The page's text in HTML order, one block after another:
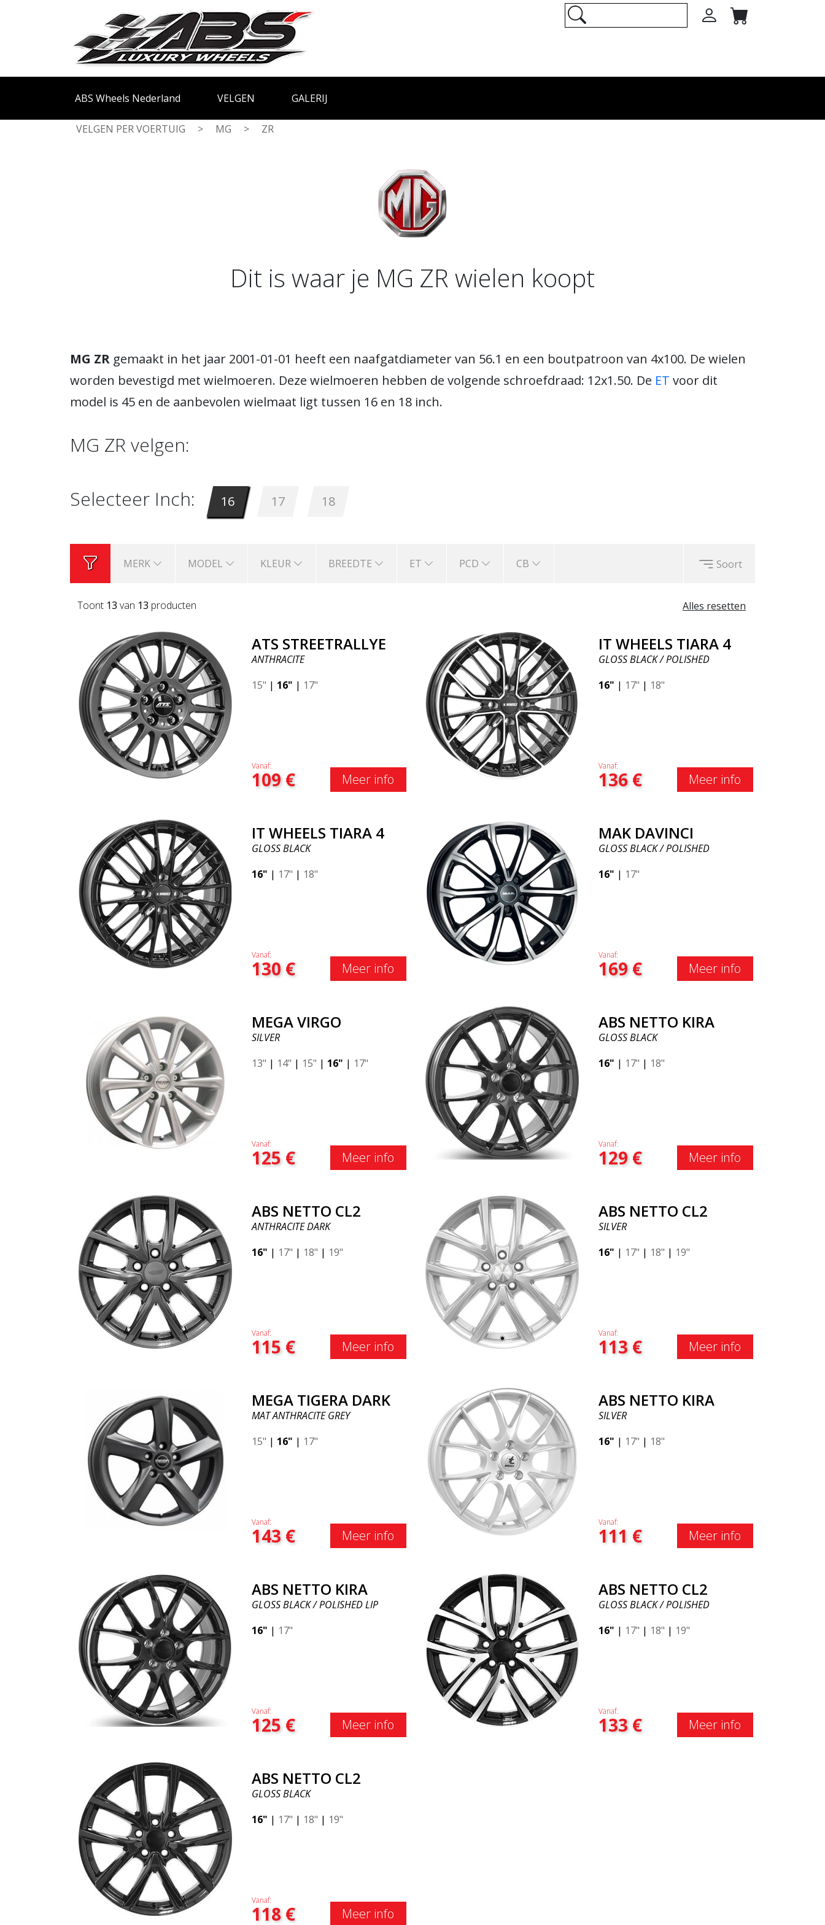
ABS Wheels Nederland VELGEN GALERIJ
VELGEN PER VOERTUIG > MG > ZR
Dit is waar je MG ZR wielen koopt
MG ZR gemaakt in het jaar 2001-01-01 heeft een naafgatdiameter van 56.1 en een boutpatroon van 4x100. De wielen
worden bevestigd met wielmoeren. Deze wielmoeren hebben de volgende schroefdraad: 12x1.50. De ET voor dit
model is 45 en de aanbevolen wielmaat ligt tussen 16 en 18 inch.
MG ZR velgen:
Selecteer Inch: 16 17 18
MERK MODEL KLEUR BREEDTE ET PCD CB Soort
Alles resetten
Toont 13 van 13 producten
ATS STREETRALLYE
ANTHRACITE
15" | 16" | 17"
Vanaf:
109€ Meer info
IT WHEELS TIARA 4
GLOSS BLACK / POLISHED
16" | 17" | 18"
Vanaf:
136€ Meer info
IT WHEELS TIARA 4
GLOSS BLACK
16" | 17" | 18"
Vanaf:
130€ Meer info
MAK DAVINCI
GLOSS BLACK / POLISHED
16" | 17"
Vanaf:
169€ Meer info
MEGA VIRGO
SILVER
13" | 14" | 15" | 16" | 17"
Vanaf:
125€ Meer info
ABS NETTO KIRA
GLOSS BLACK
16" | 17" | 18"
Vanaf:
129€ Meer info
ABS NETTO CL2
ANTHRACITE DARK
16" | 17" | 18" | 19"
Vanaf:
115€ Meer info
ABS NETTO CL2
SILVER
16" | 17" | 18" | 19"
Vanaf:
113€ Meer info
MEGA TIGERA DARK
MAT ANTHRACITE GREY
15" | 16" | 17"
Vanaf:
143€ Meer info
ABS NETTO KIRA
SILVER
16" | 17" | 18"
Vanaf:
111 € Meer info
ABS NETTO KIRA
GLOSS BLACK / POLISHED LIP
16" | 17"
Vanaf:
125€ Meer info
ABS NETTO CL2
GLOSS BLACK / POLISHED
16" | 17" | 18" | 19"
Vanaf:
133€ Meer info
ABS NETTO CL2
GLOSS BLACK
16" | 17" | 18" | 19"
Vanaf:
118€ Meer info